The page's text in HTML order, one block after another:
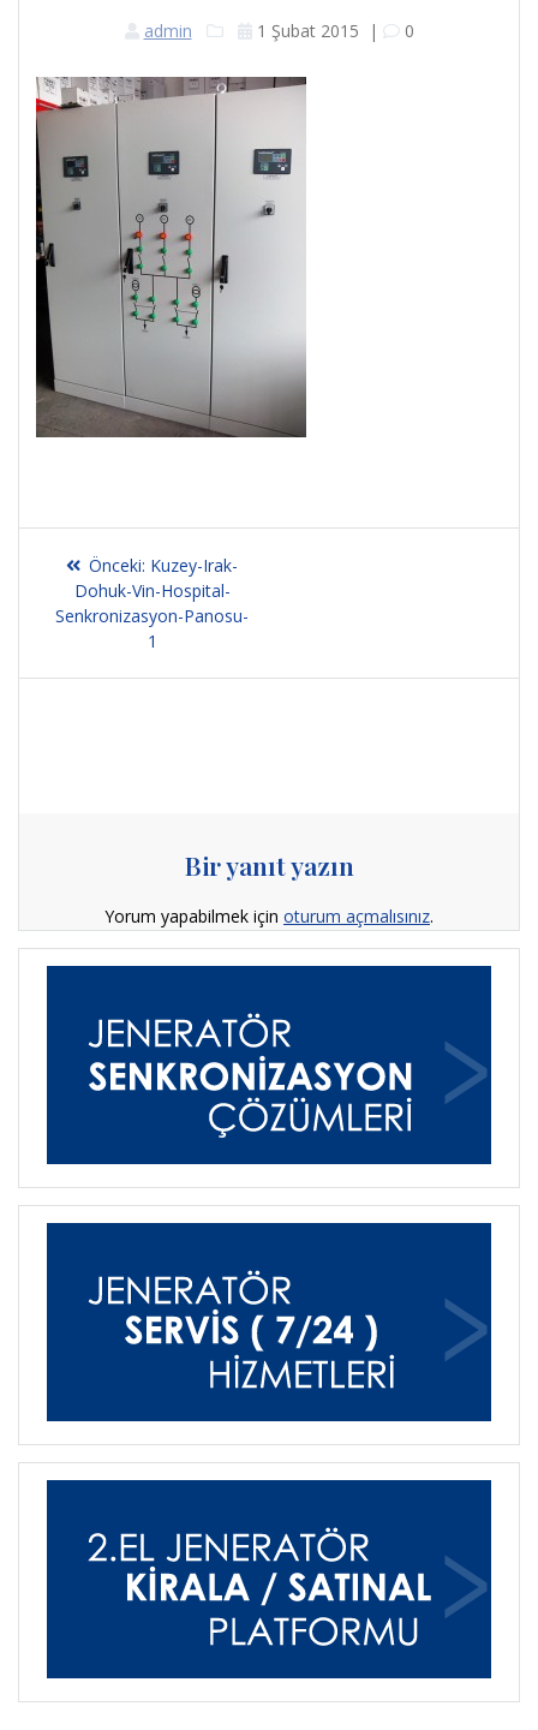
admin 1 Şubat 2015 | 0
Yazı
gezinmesi
Önceki: Önceki
yazı:
Kuzey-Irak-
Dohuk-Vin-Hospital-
Senkronizasyon-Panosu-
1
Bir yanıt yazın
Yorum yapabilmek için oturum açmalısınız.